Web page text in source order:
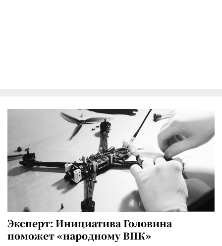
Эксперт: Инициатива Головина
поможет «народному ВПК»